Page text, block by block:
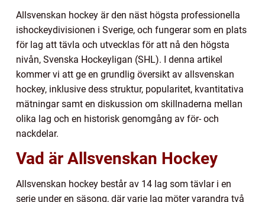
Allsvenskan hockey är den näst högsta professionella
ishockeydivisionen i Sverige, och fungerar som en plats
för lag att tävla och utvecklas för att nå den högsta
nivån, Svenska Hockeyligan (SHL). I denna artikel
kommer vi att ge en grundlig översikt av allsvenskan
hockey, inklusive dess struktur, popularitet, kvantitativa
mätningar samt en diskussion om skillnaderna mellan
olika lag och en historisk genomgång av för- och
nackdelar.
Vad är Allsvenskan Hockey
Allsvenskan hockey består av 14 lag som tävlar i en
serie under en säsong, där varje lag möter varandra två